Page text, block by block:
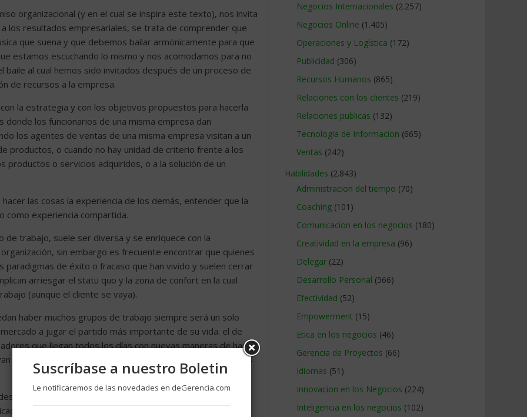
organizacional (y en el cual se inspira este texto), nos invita
los resultados empresariales, se trata de comprender que
que suena y que debemos bailar armónicamente para que
estamos escuchando lo mismo y nos acomodamos para no
baile al cual hemos sido invitados después de un proceso de
de recursos a la empresa.
la estrategia y con los objetivos propuestos para hacerla
los funcionarios de una misma empresa dan
los agentes de ventas de una misma empresa visitan a un
productos, o cuando no hay unidad de criterio frente a los
o servicios adquiridos, o a la solución de un
las cosas la experiencia de los demás, entender que la
como experiencia compartida.
trabajo, suele ser diversa y se enriquece con la
sin embargo es frecuente encontrar que quienes
de éxito o fracaso que han vivido y suelen cerrar
arriesgar el statu quo y la zona de confort en la cual
(aunque el cliente se vaya).
haber muchos grupos de trabajo siempre será un solo
a jugar el partido más importante de su vida: el de
que llegan todos los días con nuevas maneras de hacer
más allá de los triunfos parciales y buscan las cumbres más
el poder que tiene el talento en nuestras empresas,
que valoren la individualidad y al mismo tiempo
Negocios Internacionales (2.257)
Negocios Online (1.405)
Operaciones y Logística (172)
Publicidad (306)
Recursos Humanos (865)
Relaciones con los clientes (219)
Relaciones publicas (132)
Tecnologia de Informacion (665)
Ventas (242)
Habilidades (2.843)
Administracion del tiempo (70)
Coaching (101)
Comunicacion en los negocios (180)
Creatividad en la empresa (96)
Delegar (22)
Desarrollo Personal (566)
Efectividad (52)
Empowerment (15)
Etica en los negocios (46)
Gerencia de Proyectos (66)
Idiomas (51)
Innovacion en los Negocios (224)
Inteligencia en los negocios (102)
Suscríbase a nuestro Boletin
Le notificaremos de las novedades en deGerencia.com